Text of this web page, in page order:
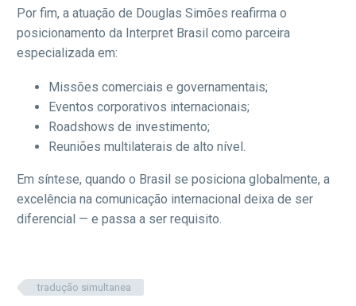
Por fim, a atuação de Douglas Simões reafirma o
posicionamento da Interpret Brasil como parceira
especializada em:
Missões comerciais e governamentais;
Eventos corporativos internacionais;
Roadshows de investimento;
Reuniões multilaterais de alto nível.
Em síntese, quando o Brasil se posiciona globalmente, a
excelência na comunicação internacional deixa de ser
diferencial — e passa a ser requisito.
tradução simultanea